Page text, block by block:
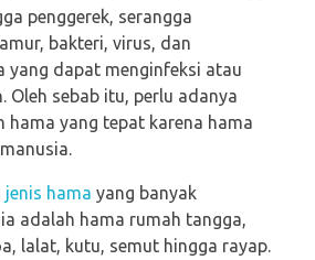
penggerek, serangga
bakteri, virus, dan
yang dapat menginfeksi atau
Oleh sebab itu, perlu adanya
hama yang tepat karena hama
jenis hama yang banyak
adalah hama rumah tangga,
lalat, kutu, semut hingga rayap.